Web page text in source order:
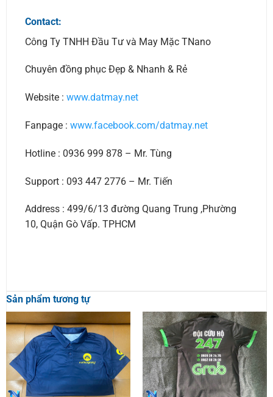
Contact:
Công Ty TNHH Đầu Tư và May Mặc TNano
Chuyên đồng phục Đẹp & Nhanh & Rẻ
Website : www.datmay.net
Fanpage : www.facebook.com/datmay.net
Hotline : 0936 999 878 – Mr. Tùng
Support : 093 447 2776 – Mr. Tiến
Address : 499/6/13 đường Quang Trung ,Phường
10, Quận Gò Vấp. TPHCM
Sản phẩm tương tự